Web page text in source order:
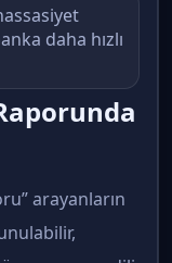
daha hızlı
arayanların